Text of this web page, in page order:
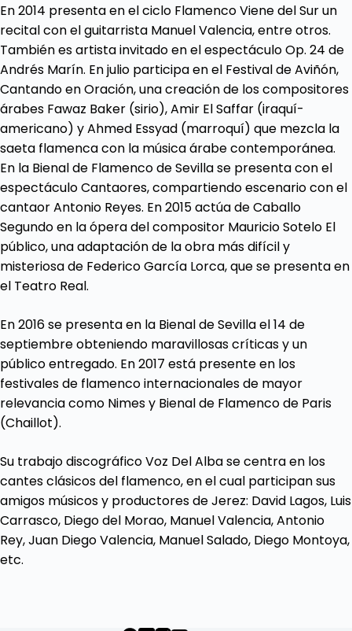
En 2014 presenta en el ciclo Flamenco Viene del Sur un
recital con el guitarrista Manuel Valencia, entre otros.
También es artista invitado en el espectáculo Op. 24 de
Andrés Marín. En julio participa en el Festival de Aviñón,
Cantando en Oración, una creación de los compositores
árabes Fawaz Baker (sirio), Amir El Saffar (iraquí-
americano) y Ahmed Essyad (marroquí) que mezcla la
saeta flamenca con la música árabe contemporánea.
En la Bienal de Flamenco de Sevilla se presenta con el
espectáculo Cantaores, compartiendo escenario con el
cantaor Antonio Reyes. En 2015 actúa de Caballo
Segundo en la ópera del compositor Mauricio Sotelo El
público, una adaptación de la obra más difícil y
misteriosa de Federico García Lorca, que se presenta en
el Teatro Real.
En 2016 se presenta en la Bienal de Sevilla el 14 de
septiembre obteniendo maravillosas críticas y un
público entregado. En 2017 está presente en los
festivales de flamenco internacionales de mayor
relevancia como Nimes y Bienal de Flamenco de Paris
(Chaillot).
Su trabajo discográfico Voz Del Alba se centra en los
cantes clásicos del flamenco, en el cual participan sus
amigos músicos y productores de Jerez: David Lagos, Luis
Carrasco, Diego del Morao, Manuel Valencia, Antonio
Rey, Juan Diego Valencia, Manuel Salado, Diego Montoya,
etc.